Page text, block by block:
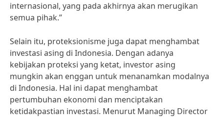
internasional, yang pada akhirnya akan merugikan
semua pihak.”
Selain itu, proteksionisme juga dapat menghambat
investasi asing di Indonesia. Dengan adanya
kebijakan proteksi yang ketat, investor asing
mungkin akan enggan untuk menanamkan modalnya
di Indonesia. Hal ini dapat menghambat
pertumbuhan ekonomi dan menciptakan
ketidakpastian investasi. Menurut Managing Director